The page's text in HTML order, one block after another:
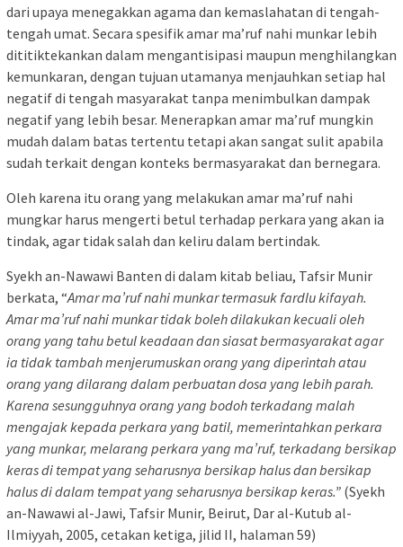
dari upaya menegakkan agama dan kemaslahatan di tengah-
tengah umat. Secara spesifik amar ma’ruf nahi munkar lebih
dititiktekankan dalam mengantisipasi maupun menghilangkan
kemunkaran, dengan tujuan utamanya menjauhkan setiap hal
negatif di tengah masyarakat tanpa menimbulkan dampak
negatif yang lebih besar. Menerapkan amar ma’ruf mungkin
mudah dalam batas tertentu tetapi akan sangat sulit apabila
sudah terkait dengan konteks bermasyarakat dan bernegara.
Oleh karena itu orang yang melakukan amar ma’ruf nahi
mungkar harus mengerti betul terhadap perkara yang akan ia
tindak, agar tidak salah dan keliru dalam bertindak.
Syekh an-Nawawi Banten di dalam kitab beliau, Tafsir Munir
berkata, “Amar ma’ruf nahi munkar termasuk fardlu kifayah.
Amar ma’ruf nahi munkar tidak boleh dilakukan kecuali oleh
orang yang tahu betul keadaan dan siasat bermasyarakat agar
ia tidak tambah menjerumuskan orang yang diperintah atau
orang yang dilarang dalam perbuatan dosa yang lebih parah.
Karena sesungguhnya orang yang bodoh terkadang malah
mengajak kepada perkara yang batil, memerintahkan perkara
yang munkar, melarang perkara yang ma’ruf, terkadang bersikap
keras di tempat yang seharusnya bersikap halus dan bersikap
halus di dalam tempat yang seharusnya bersikap keras.” (Syekh
an-Nawawi al-Jawi, Tafsir Munir, Beirut, Dar al-Kutub al-
Ilmiyyah, 2005, cetakan ketiga, jilid II, halaman 59)